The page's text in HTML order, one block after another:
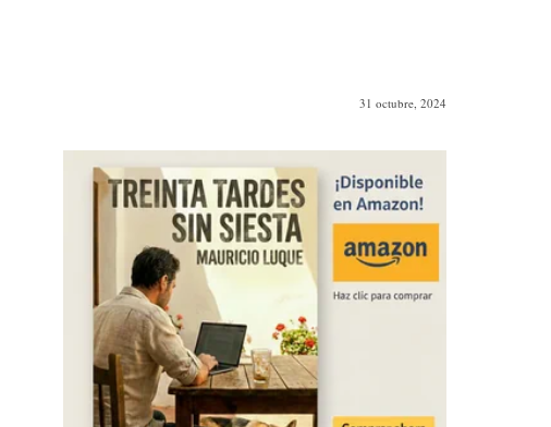
31 octubre, 2024